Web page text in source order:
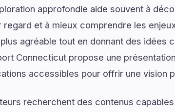
approfondie aide souvent à
regard et à mieux comprendre les
agréable tout en donnant des idées
Connecticut propose une
accessibles pour offrir une vision
recherchent des contenus